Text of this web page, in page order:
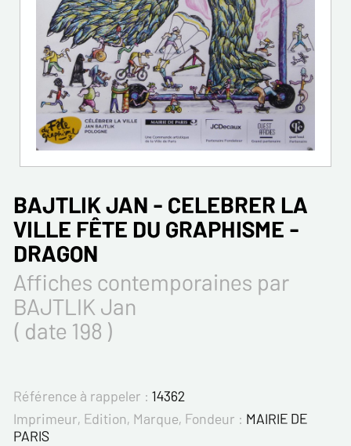
BAJTLIK JAN - CELEBRER LA
VILLE FÊTE DU GRAPHISME -
DRAGON
Affiches contemporaines par
BAJTLIK Jan
( date 198 )
Référence à rappeler : 14362
Imprimeur, Edition, Marque, Fondeur : MAIRIE DE
PARIS